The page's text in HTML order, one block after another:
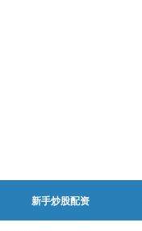
新手炒股配资